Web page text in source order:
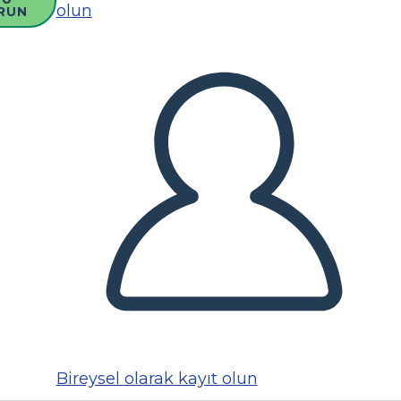
olun
Bireysel olarak kayıt olun